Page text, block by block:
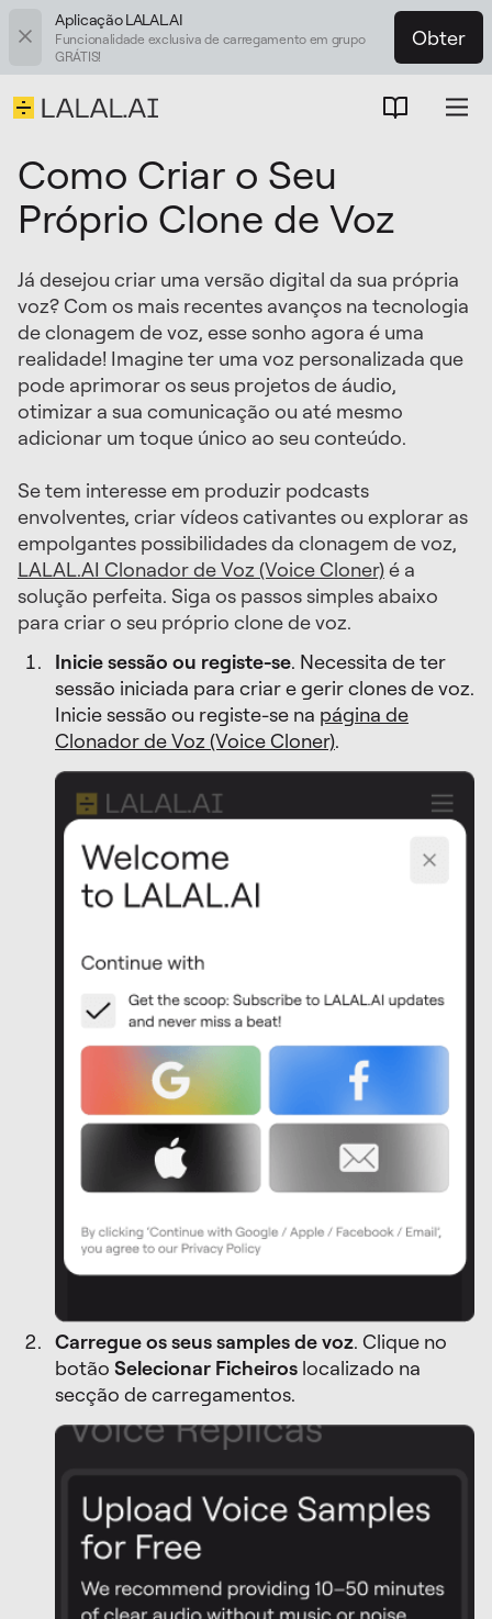
Aplicação LALAL.AI
Funcionalidade exclusiva de carregamento em grupo
GRÁTIS!
Obter
Como Criar o Seu
Próprio Clone de Voz
Já desejou criar uma versão digital da sua própria
voz? Com os mais recentes avanços na tecnologia
de clonagem de voz, esse sonho agora é uma
realidade! Imagine ter uma voz personalizada que
pode aprimorar os seus projetos de áudio,
otimizar a sua comunicação ou até mesmo
adicionar um toque único ao seu conteúdo.
Se tem interesse em produzir podcasts
envolventes, criar vídeos cativantes ou explorar as
empolgantes possibilidades da clonagem de voz,
LALAL.AI Clonador de Voz (Voice Cloner)é a
solução perfeita. Siga os passos simples abaixo
para criar o seu próprio clone de voz.
Inicie sessão ou registe-se. Necessita de ter
sessão iniciada para criar e gerir clones de voz.
Inicie sessão ou registe-se na página de
Clonador de Voz (Voice Cloner).
Carregue os seus samples de voz. Clique no
botão Selecionar Ficheiros localizado na
secção de carregamentos.